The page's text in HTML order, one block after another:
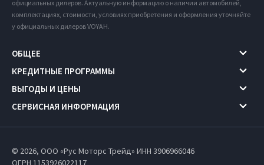
официальных дилеров. Актуальную информацию о наличии автомобилей,
комплектациях, стоимости, условиях приобретения и оформления уточняйте
у официальных дилеров VOYAH.
ОБЩЕЕ
КРЕДИТНЫЕ ПРОГРАММЫ
ВЫГОДЫ И ЦЕНЫ
СЕРВИСНАЯ ИНФОРМАЦИЯ
© 2026, ООО «Рус Моторс Трейд» ИНН 3906966046
ОГРН 1153926022117